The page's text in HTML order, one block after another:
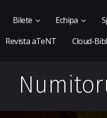
Bilete Echipa
Revista aTeNT
Cloud-